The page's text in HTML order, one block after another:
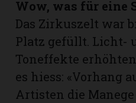
Wow, was für eine
Das Zirkuszelt war
Platz gefüllt. Licht-
Toneffekte
es hiess: «Vorhang
Artisten die Manege